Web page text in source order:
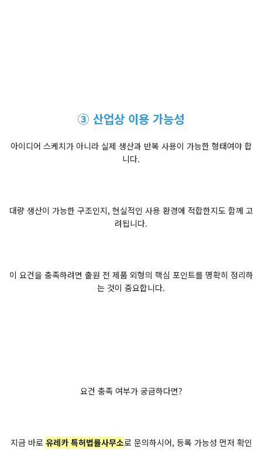
③ 산업상 이용 가능성
아이디어 스케치가 아니라 실제 생산과 반복 사용이 가능한 형태여야 합
니다.
대량 생산이 가능한 구조인지, 현실적인 사용 환경에 적합한지도 함께 고
려됩니다.
이 요건을 충족하려면 출원 전 제품 외형의 핵심 포인트를 명확히 정리하
는 것이 중요합니다.
요건 충족 여부가 궁금하다면?
지금 바로 유레카 특허법률사무소로 문의하시어, 등록 가능성 먼저 확인